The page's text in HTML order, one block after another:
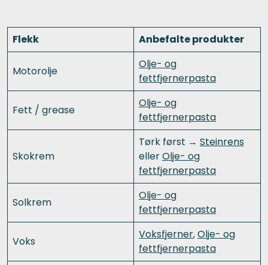
Flekk Anbefalte produkter
Motorolje
Olje- og
fettfjernerpasta
Fett / grease
Olje- og
fettfjernerpasta
Skokrem
Tørk først → Steinrens
ellerOlje- og
fettfjernerpasta
Solkrem
Olje- og
fettfjernerpasta
Voks
Voksfjerner,Olje- og
fettfjernerpasta